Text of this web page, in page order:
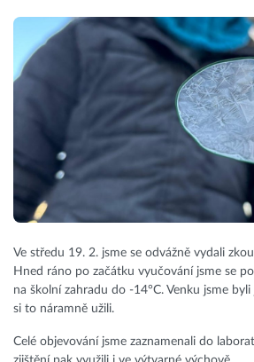
Ve středu 19. 2. jsme se odvážně vydali
Hned ráno po začátku vyučování jsme se
na školní zahradu do -14°C. Venku jsme
si to náramně užili.
Celé objevování jsme zaznamenali do